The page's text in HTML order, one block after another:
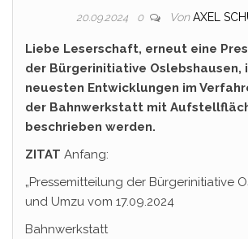
20.09.2024 0 Von AXEL
Liebe Leserschaft, erneut eine
der Bürgerinitiative Oslebshausen,
neuesten Entwicklungen im
der Bahnwerkstatt mit
beschrieben werden.
ZITAT Anfang:
„Pressemitteilung der Bürgerinitiative
und Umzu vom 17.09.2024
Bahnwerkstatt